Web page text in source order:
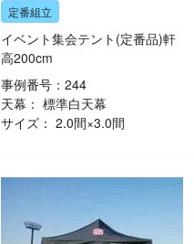
イベント集会テント(定番品)軒
高200cm
事例番号：244
天幕： 標準白天幕
サイズ： 2.0間×3.0間